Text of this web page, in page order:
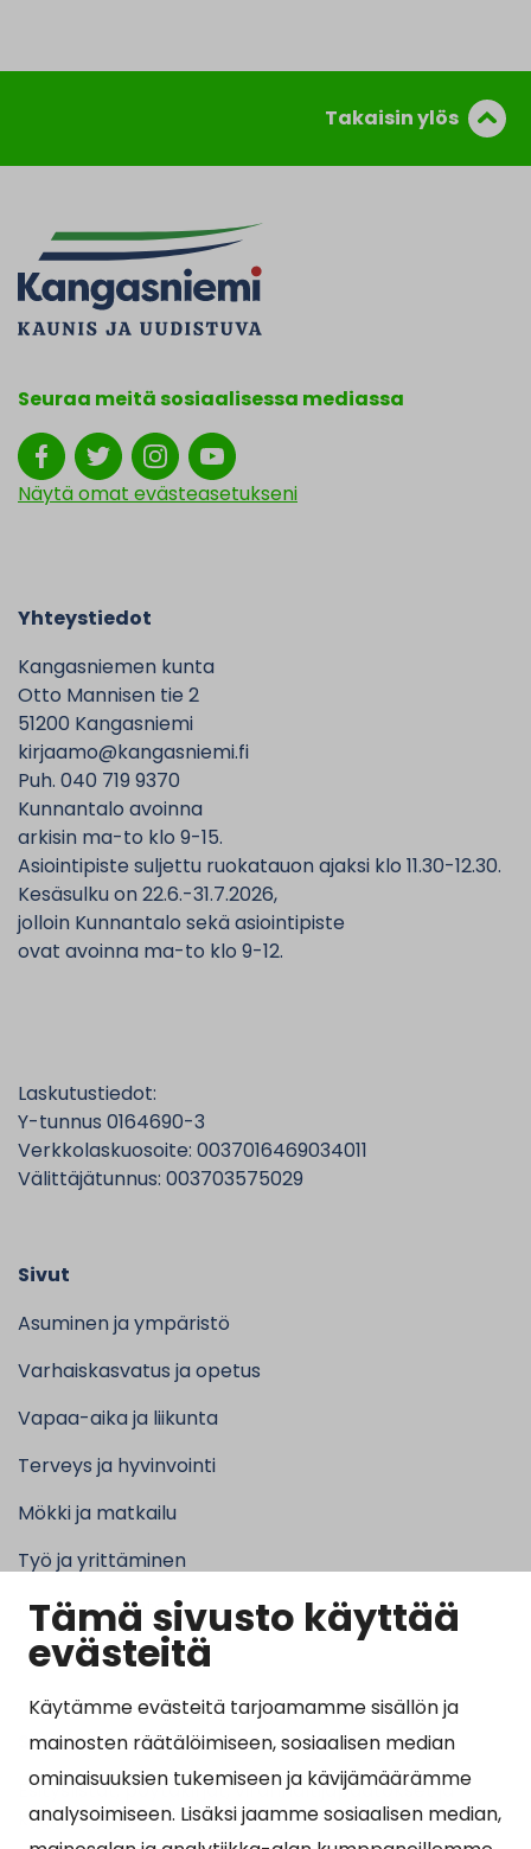
Tämä sivusto käyttää
evästeitä
Käytämme evästeitä tarjoamamme sisällön ja
mainosten räätälöimiseen, sosiaalisen median
ominaisuuksien tukemiseen ja kävijämäärämme
analysoimiseen. Lisäksi jaamme sosiaalisen median,
Takaisin ylös
Seuraa meitä sosiaalisessa mediassa
Näytä omat evästeasetukseni
Yhteystiedot
Kangasniemen kunta
Otto Mannisen tie 2
51200 Kangasniemi
kirjaamo@kangasniemi.fi
Puh. 040 719 9370
Kunnantalo avoinna
arkisin ma-to klo 9-15.
Asiointipiste suljettu ruokatauon ajaksi klo 11.30-12.30.
Kesäsulku on 22.6.-31.7.2026,
jolloin Kunnantalo sekä asiointipiste
ovat avoinna ma-to klo 9-12.
Laskutustiedot:
Y-tunnus 0164690-3
Verkkolaskuosoite: 0037016469034011
Välittäjätunnus: 003703575029
Sivut
Asuminen ja ympäristö
Varhaiskasvatus ja opetus
Vapaa-aika ja liikunta
Terveys ja hyvinvointi
Mökki ja matkailu
Työ ja yrittäminen
Kunta ja hallinto
Suosituimmat sivut
Esityslistat, pöytäkirjat, viranhaltijapäätökset ja
kuulutukset